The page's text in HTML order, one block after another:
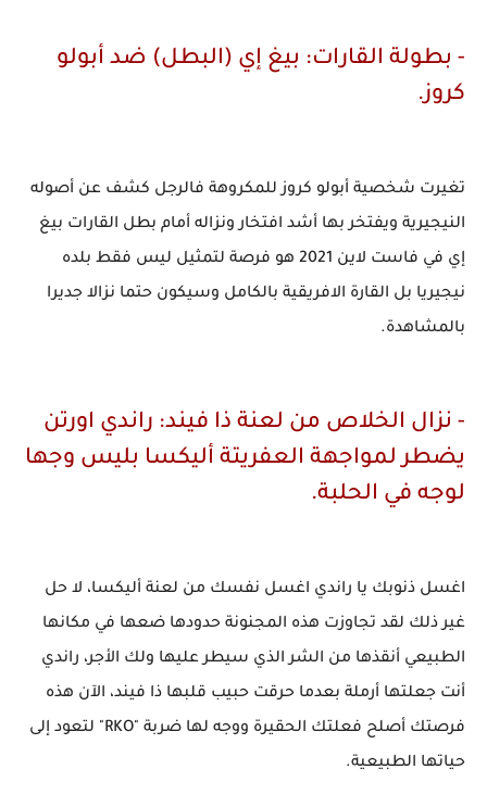
- بطولة القارات: بيغ إي (البطل) ضد أبولو
كروز.
تغيرت شخصية أبولو كروز للمكروهة فالرجل كشف عن أصوله
النيجيرية ويفتخر بها أشد افتخار ونزاله أمام بطل القارات بيغ
إي في فاست لاين 2021 هو فرصة لتمثيل ليس فقط بلده
نيجيريا بل القارة الافريقية بالكامل وسيكون حتما نزالا جديرا
بالمشاهدة.
- نزال الخلاص من لعنة ذا فيند: راندي اورتن
يضطر لمواجهة العفريتة أليكسا بليس وجها
لوجه في الحلبة.
اغسل ذنوبك يا راندي اغسل نفسك من لعنة أليكسا، لا حل
غير ذلك لقد تجاوزت هذه المجنونة حدودها ضعها في مكانها
الطبيعي أنقذها من الشر الذي سيطر عليها ولك الأجر، راندي
أنت جعلتها أرملة بعدما حرقت حبيب قلبها ذا فيند، الآن هذه
فرصتك أصلح فعلتك الحقيرة ووجه لها ضربة "RKO" لتعود إلى
حياتها الطبيعية.